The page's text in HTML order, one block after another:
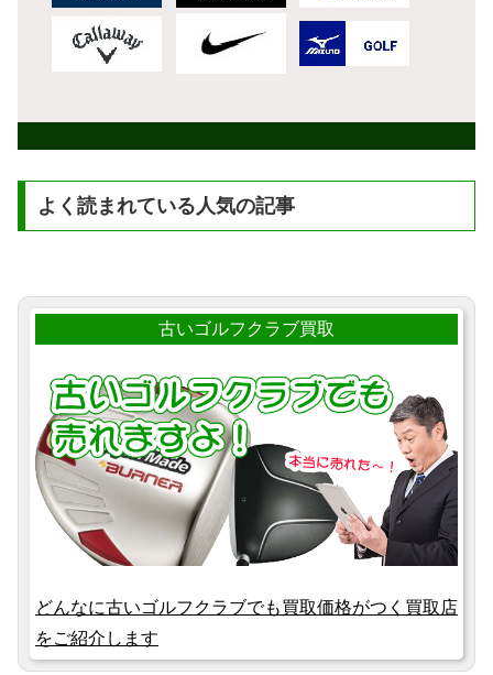
よく読まれている人気の記事
古いゴルフクラブ買取
どんなに古いゴルフクラブでも買取価格がつく買取店
をご紹介します